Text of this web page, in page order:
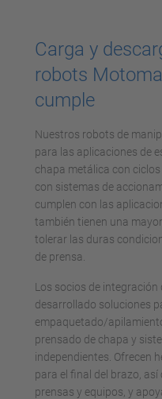
Carga y
robots
cumple
Nuestros robots de
para las aplicaciones de
chapa metálica con
con sistemas de
cumplen con las
también tienen una
tolerar las duras
de prensa.
Los socios de integración
desarrollado soluciones
empaquetado/
prensado de chapa y
independientes. Ofrecen
para el final del brazo,
prensas y equipos, y